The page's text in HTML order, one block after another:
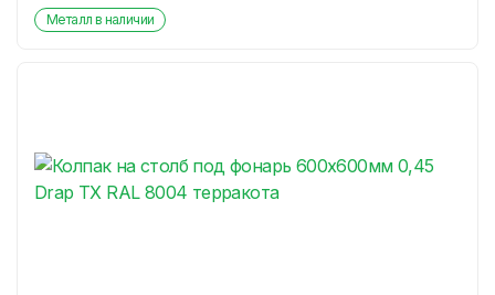
Металл в наличии